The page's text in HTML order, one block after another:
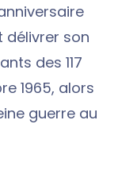
délivrer son
des 117
1965, alors
guerre au